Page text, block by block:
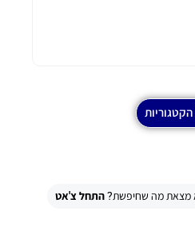
מצאת מה שחיפשת?התחל צ'אט